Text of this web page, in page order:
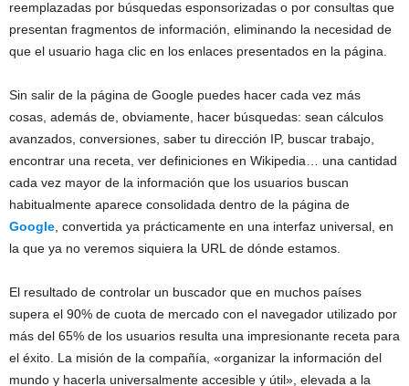
reemplazadas por búsquedas esponsorizadas o por consultas que
presentan fragmentos de información, eliminando la necesidad de
que el usuario haga clic en los enlaces presentados en la página.
Sin salir de la página de Google puedes hacer cada vez más
cosas, además de, obviamente, hacer búsquedas: sean cálculos
avanzados, conversiones, saber tu dirección IP, buscar trabajo,
encontrar una receta, ver definiciones en Wikipedia… una cantidad
cada vez mayor de la información que los usuarios buscan
habitualmente aparece consolidada dentro de la página de
Google , convertida ya prácticamente en una interfaz universal, en
la que ya no veremos siquiera la URL de dónde estamos.
El resultado de controlar un buscador que en muchos países
supera el 90% de cuota de mercado con el navegador utilizado por
más del 65% de los usuarios resulta una impresionante receta para
el éxito. La misión de la compañía, «organizar la información del
mundo y hacerla universalmente accesible y útil», elevada a la